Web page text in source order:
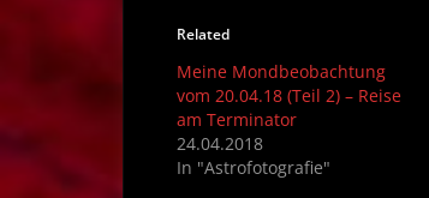
Related
Meine Mondbeobachtung
vom 20.04.18 (Teil 2) – Reise
am Terminator
24.04.2018
In "Astrofotografie"